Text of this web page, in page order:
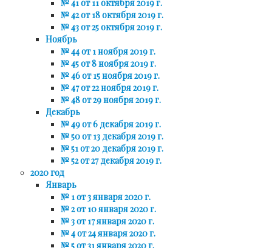
№ 41 от 11 октября 2019 г.
№ 42 от 18 октября 2019 г.
№ 43 от 25 октября 2019 г.
Ноябрь
№ 44 от 1 ноября 2019 г.
№ 45 от 8 ноября 2019 г.
№ 46 от 15 ноября 2019 г.
№ 47 от 22 ноября 2019 г.
№ 48 от 29 ноября 2019 г.
Декабрь
№ 49 от 6 декабря 2019 г.
№ 50 от 13 декабря 2019 г.
№ 51 от 20 декабря 2019 г.
№ 52 от 27 декабря 2019 г.
2020 год
Январь
№ 1 от 3 января 2020 г.
№ 2 от 10 января 2020 г.
№ 3 от 17 января 2020 г.
№ 4 от 24 января 2020 г.
№ 5 от 31 января 2020 г.